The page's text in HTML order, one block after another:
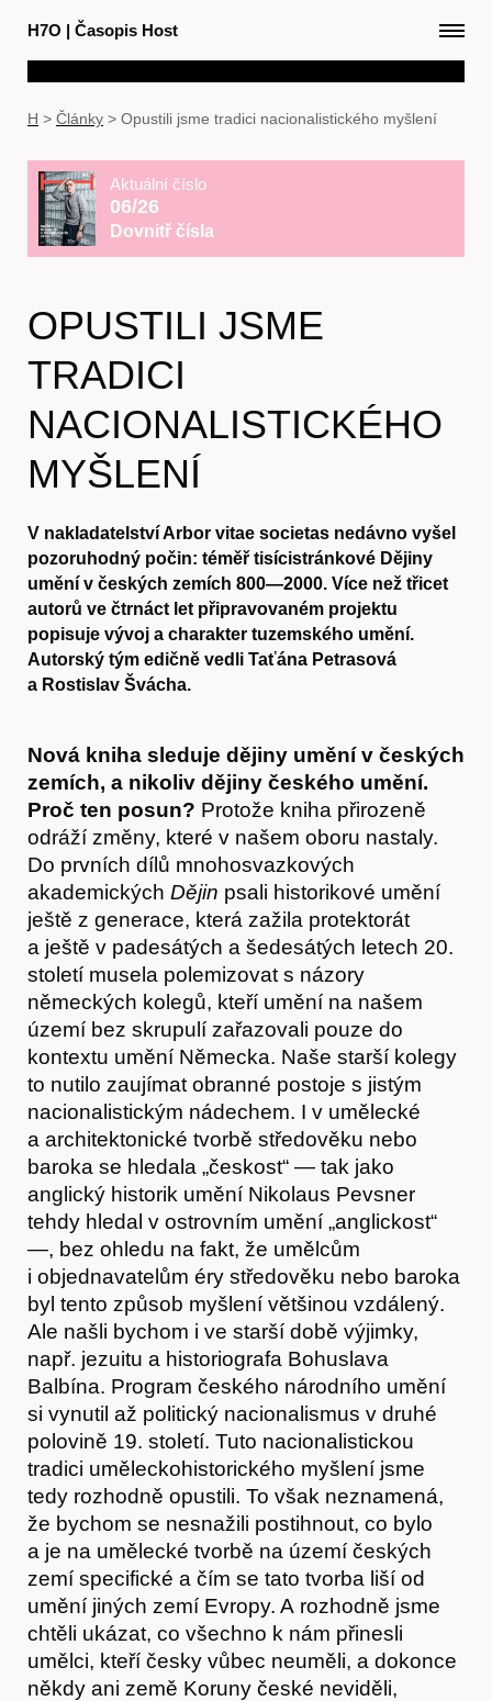
H7O | Časopis Host
Články
H > Články > Opustili jsme tradici nacionalistického myšlení
Aktuální číslo
06/26
Dovnitř čísla
OPUSTILI JSME
TRADICI
NACIONALISTICKÉHO
MYŠLENÍ
V nakladatelství Arbor vitae societas nedávno vyšel
pozoruhodný počin: téměř tisícistránkové Dějiny
umění v českých zemích 800—2000. Více než třicet
autorů ve čtrnáct let připravovaném projektu
popisuje vývoj a charakter tuzemského umění.
Autorský tým edičně vedli Taťána Petrasová
a Rostislav Švácha.
Nová kniha sleduje dějiny umění v českých
zemích, a nikoliv dějiny českého umění.
Proč ten posun? Protože kniha přirozeně
odráží změny, které v našem oboru nastaly.
Do prvních dílů mnohosvazkových
akademických Dějin psali historikové umění
ještě z generace, která zažila protektorát
a ještě v padesátých a šedesátých letech 20.
století musela polemizovat s názory
německých kolegů, kteří umění na našem
území bez skrupulí zařazovali pouze do
kontextu umění Německa. Naše starší kolegy
to nutilo zaujímat obranné postoje s jistým
nacionalistickým nádechem. I v umělecké
a architektonické tvorbě středověku nebo
baroka se hledala „českost“ — tak jako
anglický historik umění Nikolaus Pevsner
tehdy hledal v ostrovním umění „anglickost“
—, bez ohledu na fakt, že umělcům
i objednavatelům éry středověku nebo baroka
byl tento způsob myšlení většinou vzdálený.
Ale našli bychom i ve starší době výjimky,
např. jezuitu a historiografa Bohuslava
Balbína. Program českého národního umění
si vynutil až politický nacionalismus v druhé
polovině 19. století. Tuto nacionalistickou
tradici uměleckohistorického myšlení jsme
tedy rozhodně opustili. To však neznamená,
že bychom se nesnažili postihnout, co bylo
a je na umělecké tvorbě na území českých
zemí specifické a čím se tato tvorba liší od
umění jiných zemí Evropy. A rozhodně jsme
chtěli ukázat, co všechno k nám přinesli
umělci, kteří česky vůbec neuměli, a dokonce
někdy ani země Koruny české neviděli,